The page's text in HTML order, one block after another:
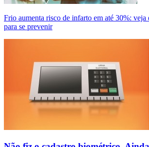
Frio aumenta risco de infarto em até 30%: veja
para se prevenir